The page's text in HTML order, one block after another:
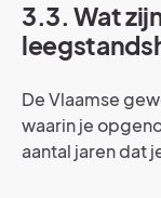
3.3. Wat
De Vlaamse
waarin je
aantal jaren dat